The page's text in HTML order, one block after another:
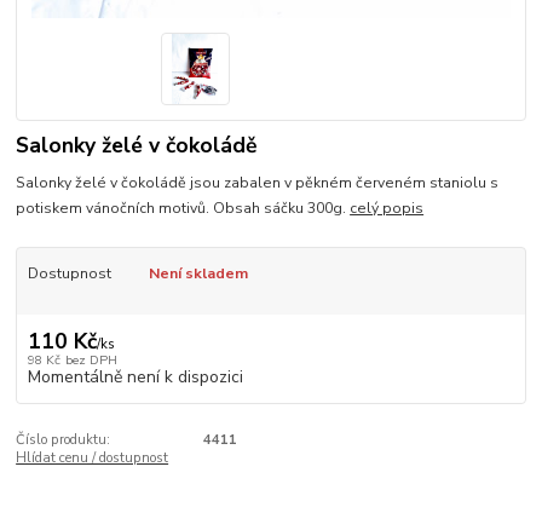
Salonky želé v čokoládě
Salonky želé v čokoládě jsou zabalen v pěkném červeném staniolu s
potiskem vánočních motivů. Obsah sáčku 300g. celý popis
Dostupnost Není skladem
110 Kč/ks
98 Kč bez DPH
Momentálně není k dispozici
Číslo produktu:
4411
Hlídat cenu / dostupnost